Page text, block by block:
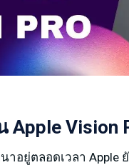
Vision
าอยู่ตลอดเวลา